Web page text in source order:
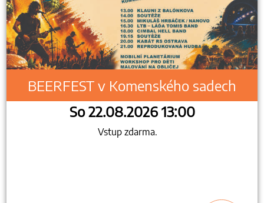
BEERFEST v Komenského sadech
So 22.08.2026 13:00
Vstup zdarma.